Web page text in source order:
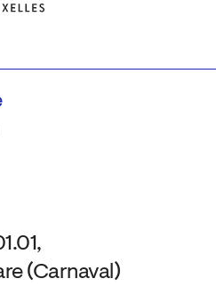
(Carnaval)